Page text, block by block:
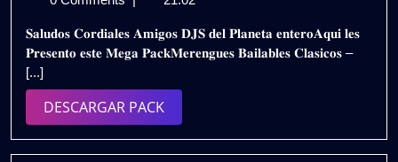
de
2025
–
𝗘𝗫𝗧𝗘𝗡𝗗𝗘𝗗
𝗚𝗥𝗔𝗧𝗜𝗦
𝐒𝐚𝐥𝐮𝐝𝐨𝐬 𝐂𝐨𝐫𝐝𝐢𝐚𝐥𝐞𝐬 𝐀𝐦𝐢𝐠𝐨𝐬 𝐃𝐉𝐒 𝐝𝐞𝐥 𝐏𝐥𝐚𝐧𝐞𝐭𝐚 𝐞𝐧𝐭𝐞𝐫𝐨𝐀𝐪𝐮𝐢 𝐥𝐞𝐬
𝐏𝐫𝐞𝐬𝐞𝐧𝐭𝐨 𝐞𝐬𝐭𝐞 𝐌𝐞𝐠𝐚 𝐏𝐚𝐜𝐤𝐌𝐞𝐫𝐞𝐧𝐠𝐮𝐞𝐬 𝐁𝐚𝐢𝐥𝐚𝐛𝐥𝐞𝐬 𝐂𝐥𝐚𝐬𝐢𝐜𝐨𝐬 –
[...]
DESCARGAR PACKDESCARGAR
PACK